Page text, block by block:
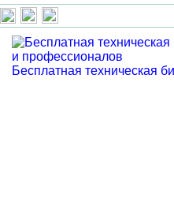
Бесплатная техническая